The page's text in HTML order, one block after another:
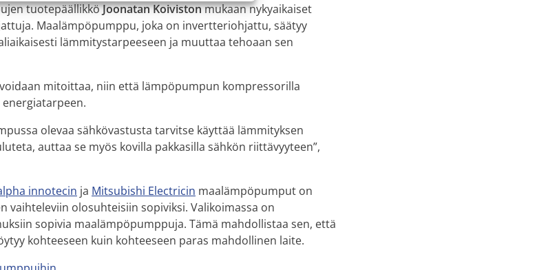
tuotepäällikköJoonatan Koivistonmukaan nykyaikaiset
Maalämpöpumppu, joka on invertteriohjattu, säätyy
lämmitystarpeeseen ja muuttaa tehoaan sen
mitoittaa, niin että lämpöpumpun kompressorilla
olevaa sähkövastusta tarvitse käyttää lämmityksen
auttaa se myös kovilla pakkasilla sähkön riittävyyteen”,
innotecin ja Mitsubishi Electricin maalämpöpumput on
olosuhteisiin sopiviksi. Valikoimassa on
sopivia maalämpöpumppuja. Tämä mahdollistaa sen, että
kohteeseen kuin kohteeseen paras mahdollinen laite.